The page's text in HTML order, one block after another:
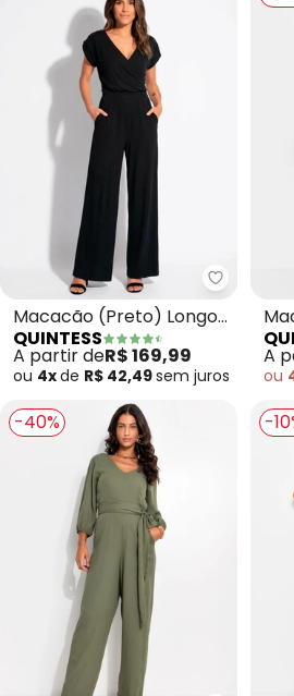
Macacão (Preto) Longo
com Bolsos e Faixa
QUINTESS
A partir deR$ 169,99
ou 4xde R$ 42,49sem juros
A
ou
-40% -